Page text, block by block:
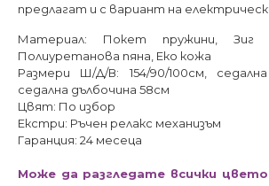
предлагат и с вариант на
Материал: Покет пружини, Зиг
Полиуретанова пяна, Еко кожа
Размери Ш/Д/В: 154/90/100см,
седална дълбочина 58см
Цвят: По избор
Екстри: Ръчен релакс механизъм
Гаранция: 24 месеца
Може да разгледате всички